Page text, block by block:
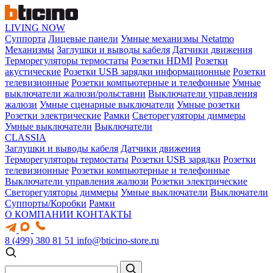
LIVING NOW
Суппорта Лицевые панели Умные механизмы Netatmo
Механизмы Заглушки и выводы кабеля Датчики движения
Терморегуляторы термостаты Розетки HDMI Розетки
акустические Розетки USB зарядки информационные Розетки
телевизионные Розетки компьютерные и телефонные Умные
выключатели жалюзи/рольставни Выключатели управления
жалюзи Умные сценарные выключатели Умные розетки
Розетки электрические Рамки Светорегуляторы диммеры
Умные выключатели Выключатели
CLASSIA
Заглушки и выводы кабеля Датчики движения
Терморегуляторы термостаты Розетки USB зарядки Розетки
телевизионные Розетки компьютерные и телефонные
Выключатели управления жалюзи Розетки электрические
Светорегуляторы диммеры Умные выключатели Выключатели
Суппорты/Коробки Рамки
О КОМПАНИИ КОНТАКТЫ
8 (499) 380 81 51 info@bticino-store.ru